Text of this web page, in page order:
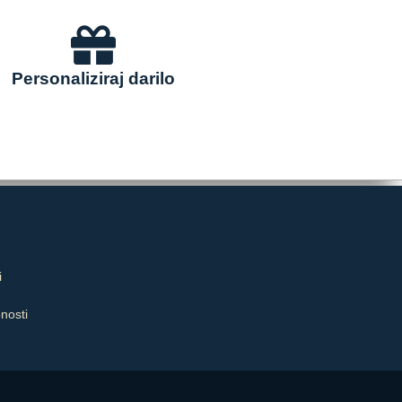
Personaliziraj darilo